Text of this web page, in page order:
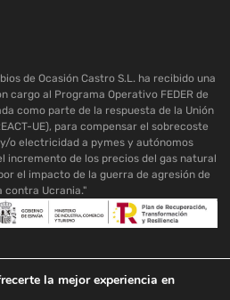
de Ocasión Castro S.L. ha recibido una
cargo al Programa Operativo FEDER de
como parte de la respuesta de la Unión
UE), para compensar el sobrecoste
o electricidad a pymes y autónomos
incremento de los precios del gas natural
el impacto de la guerra de agresión de
contra Ucrania."
la mejor experiencia en